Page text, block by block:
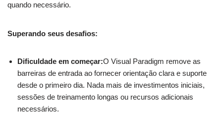
quando necessário.
Superando seus desafios:
Dificuldade em começar:O Visual Paradigm remove as
barreiras de entrada ao fornecer orientação clara e suporte
desde o primeiro dia. Nada mais de investimentos iniciais,
sessões de treinamento longas ou recursos adicionais
necessários.